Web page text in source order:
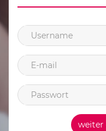
weiter